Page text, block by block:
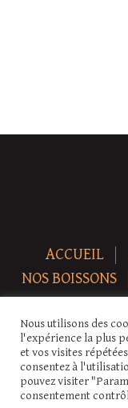
ACCUEIL
NOS BOISSONS
Copyright © 2026
Nous utilisons des
l'expérience la plus
et vos visites
consentez à
pouvez visiter
consentement